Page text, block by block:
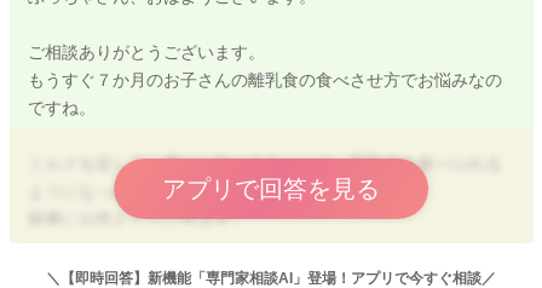
ご相談ありがとうございます。
もうすぐ７か月のお子さんの離乳食の食べさせ方でお悩みなの
ですね。
ミルクを足して、慣れた味にすることで、離乳食を食べられる
ようになったとのこと、頑張っていますね。
順番にお答えしていきます。
①このままミルク粥ベースで離乳食を進めて行っても問題ない
アプリで回答を見る
＼【即時回答】新機能「専門家相談AI」登場！アプリで今すぐ相談／